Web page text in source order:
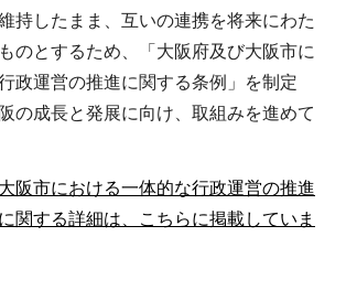
持したまま、互いの連携を将来にわた
のとするため、「大阪府及び大阪市に
政運営の推進に関する条例」を制定
の成長と発展に向け、取組みを進めて
阪市における一体的な行政運営の推進
関する詳細は、こちらに掲載していま